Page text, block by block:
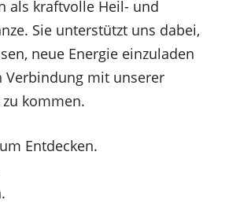
als kraftvolle Heil- und
Sie unterstützt uns dabei,
neue Energie einzuladen
Verbindung mit unserer
kommen.
Entdecken.